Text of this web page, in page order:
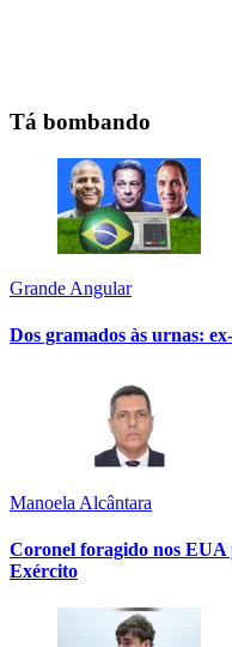
Tá bombando
Grande Angular
Dos gramados às urnas:
Manoela Alcântara
Coronel foragido nos EUA
Exército